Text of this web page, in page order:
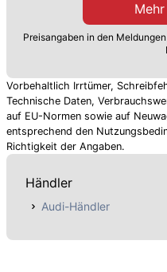
Preisangaben in den
Vorbehaltlich Irrtümer,
Technische Daten,
auf EU-Normen sowie auf
entsprechend den
Richtigkeit der Angaben.
Händler
Audi-Händler